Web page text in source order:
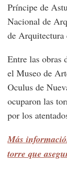
Príncipe de
Nacional de
de Arquitectura
Entre las obras
el Museo de
Oculus de
ocuparon las
por los
Más
torre que